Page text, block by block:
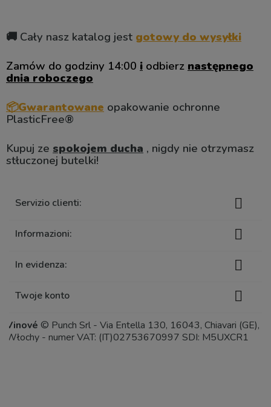
🚚 Cały nasz katalog jest gotowy do wysyłki
Zamów do godziny 14:00 i odbierz następnego
dnia roboczego
📦Gwarantowane opakowanie ochronne
PlasticFree®
Kupuj ze spokojem ducha , nigdy nie otrzymasz
stłuczonej butelki!
Servizio clienti: 
Informazioni: 
In evidenza: 
Twoje konto 
Vinové © Punch Srl - Via Entella 130, 16043, Chiavari (GE),
Włochy - numer VAT: (IT)02753670997 SDI: M5UXCR1